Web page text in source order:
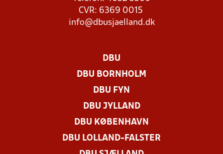
CVR: 6369 0015
info@dbusjaelland.dk
DBU
DBU BORNHOLM
DBU FYN
DBU JYLLAND
DBU KØBENHAVN
DBU LOLLAND-FALSTER